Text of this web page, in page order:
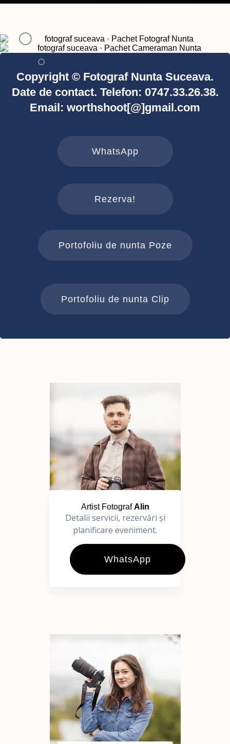
Copyright © Fotograf Nunta Suceava.
Date de contact. Telefon: 0747.33.26.38.
Email: worthshoot[@]gmail.com
WhatsApp
Rezerva!
Portofoliu de nunta Poze
Portofoliu de nunta Clip
Artist FotografAlin
Detalii servicii, rezervări și
planificare eveniment.
WhatsApp